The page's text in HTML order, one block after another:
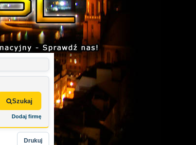
Szukaj
Dodaj firmę
Drukuj